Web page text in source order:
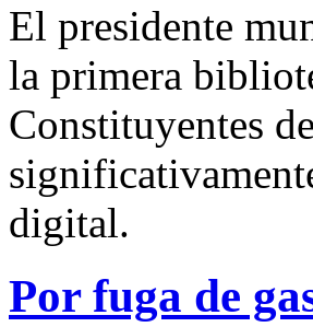
El presidente
la primera
Constituyentes
digital.
Por fuga de